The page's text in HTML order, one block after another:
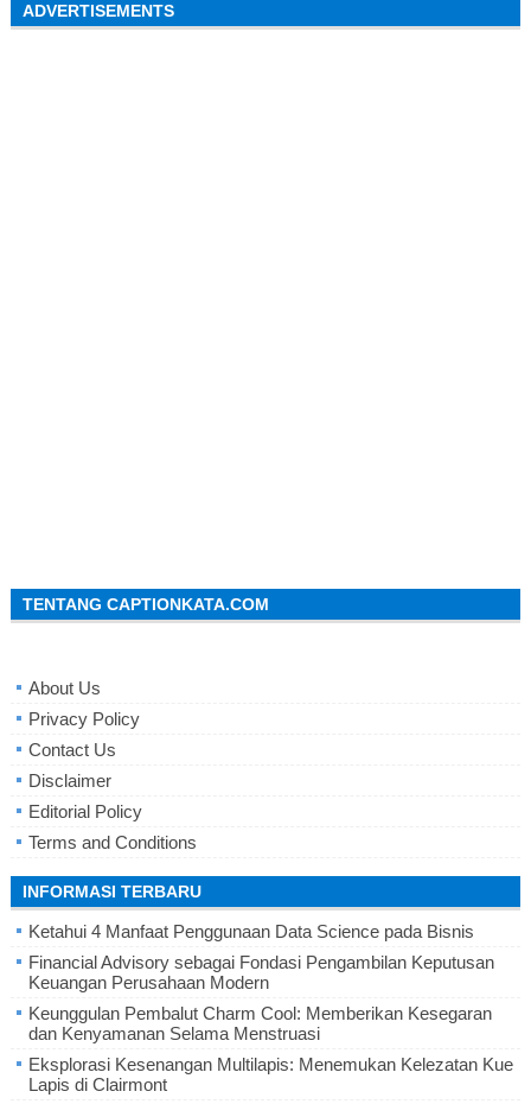
ADVERTISEMENTS
TENTANG CAPTIONKATA.COM
About Us
Privacy Policy
Contact Us
Disclaimer
Editorial Policy
Terms and Conditions
INFORMASI TERBARU
Ketahui 4 Manfaat Penggunaan Data Science pada Bisnis
Financial Advisory sebagai Fondasi Pengambilan Keputusan
Keuangan Perusahaan Modern
Keunggulan Pembalut Charm Cool: Memberikan Kesegaran
dan Kenyamanan Selama Menstruasi
Eksplorasi Kesenangan Multilapis: Menemukan Kelezatan Kue
Lapis di Clairmont